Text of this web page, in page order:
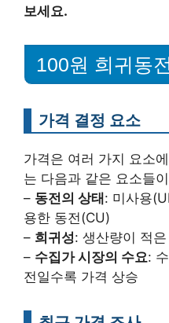
보세요.
100원 희귀동
가격 결정 요소
가격은 여러 가지 요소
는 다음과 같은 요소들
– 동전의 상태: 미사용
용한 동전(CU)
– 희귀성: 생산량이 적
– 수집가 시장의 수요:
전일수록 가격 상승